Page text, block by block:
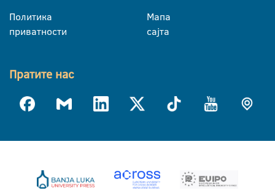
Политика
приватности
Мапа
сајта
Пратите нас